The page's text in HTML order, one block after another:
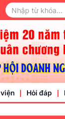
ƯƠNG MẶT
Hỏi đáp